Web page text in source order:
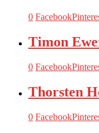
0 Facebook
Timon
0 Facebook
Thorsten
0 Facebook